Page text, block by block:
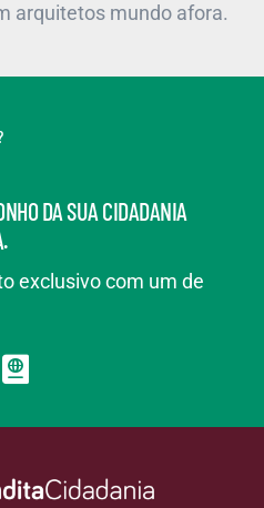
arquitetos mundo afora.
DA SUA CIDADANIA
exclusivo com um de